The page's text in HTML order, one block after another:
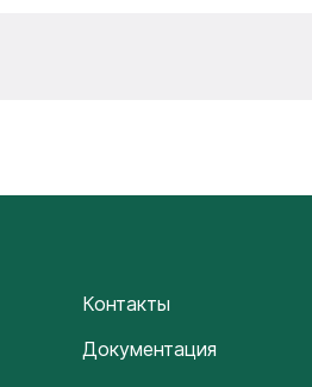
Контакты
Документация